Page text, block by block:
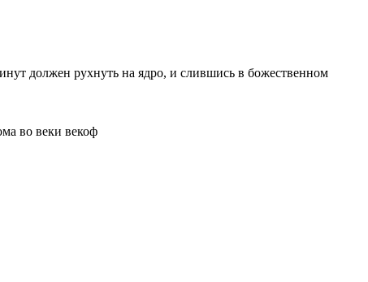
должен рухнуть на ядро, и слившись в божественном
во веки векоф